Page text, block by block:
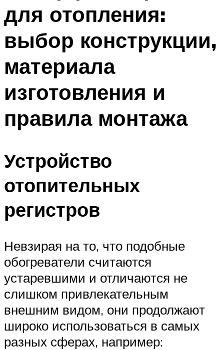
Меню
для отопления:
выбор конструкции,
материала
изготовления и
правила монтажа
Устройство
отопительных
регистров
Невзирая на то, что подобные
обогреватели считаются
устаревшими и отличаются не
слишком привлекательным
внешним видом, они продолжают
широко использоваться в самых
разных сферах, например: